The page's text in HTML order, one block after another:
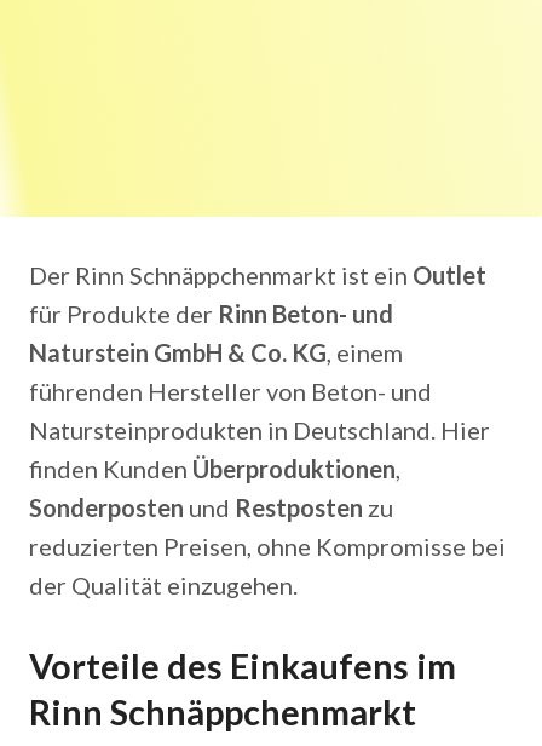
Der Rinn Schnäppchenmarkt ist ein Outlet
für Produkte der Rinn Beton- und
Naturstein GmbH & Co. KG, einem
führenden Hersteller von Beton- und
Natursteinprodukten in Deutschland. Hier
finden Kunden Überproduktionen,
Sonderposten und Restposten zu
reduzierten Preisen, ohne Kompromisse bei
der Qualität einzugehen.
Vorteile des Einkaufens im
Rinn Schnäppchenmarkt